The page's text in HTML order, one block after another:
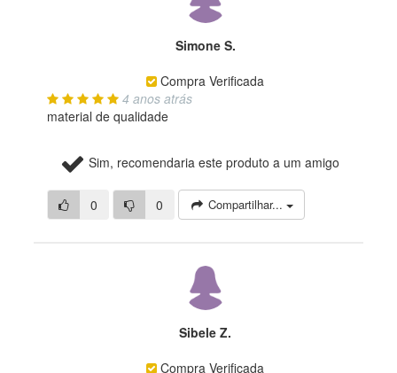
Simone S.
Compra Verificada
4 anos atrás
material de qualidade
Sim, recomendaria este produto a um amigo
0 0 Compartilhar...
Sibele Z.
Compra Verificada